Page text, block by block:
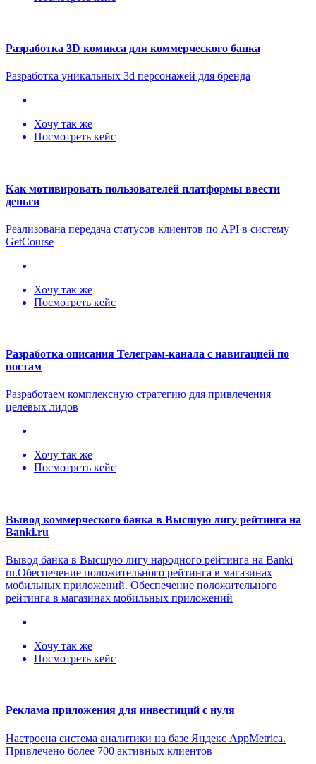
Разработка 3D комикса для коммерческого банка
Разработка уникальных 3d персонажей для бренда
Хочу так же
Посмотреть кейс
Как мотивировать пользователей платформы ввести
деньги
Реализована передача статусов клиентов по API в систему
GetCourse
Хочу так же
Посмотреть кейс
Разработка описания Телеграм-канала с навигацией по
постам
Разработаем комплексную стратегию для привлечения
целевых лидов
Хочу так же
Посмотреть кейс
Вывод коммерческого банка в Высшую лигу рейтинга на
Banki.ru
Вывод банка в Высшую лигу народного рейтинга на Banki
ru.Обеспечение положительного рейтинга в магазинах
мобильных приложений. Обеспечение положительного
рейтинга в магазинах мобильных приложений
Хочу так же
Посмотреть кейс
Реклама приложения для инвестиций с нуля
Настроена система аналитики на базе Яндекс AppMetriсa.
Привлечено более 700 активных клиентов